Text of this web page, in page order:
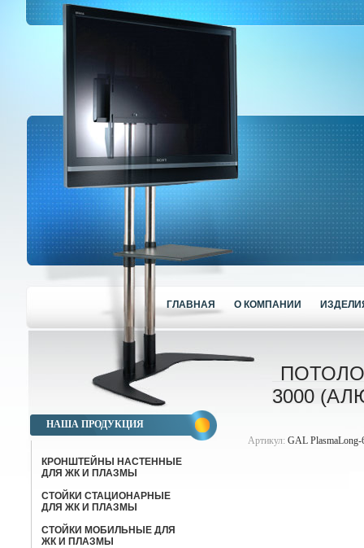
ГЛАВНАЯ О КОМПАНИИ
НАША ПРОДУКЦИЯ
КРОНШТЕЙНЫ НАСТЕННЫЕ
ДЛЯ ЖК И ПЛАЗМЫ
СТОЙКИ СТАЦИОНАРНЫЕ
ДЛЯ ЖК И ПЛАЗМЫ
СТОЙКИ МОБИЛЬНЫЕ ДЛЯ
ЖК И ПЛАЗМЫ
3000
Артикул: GAL